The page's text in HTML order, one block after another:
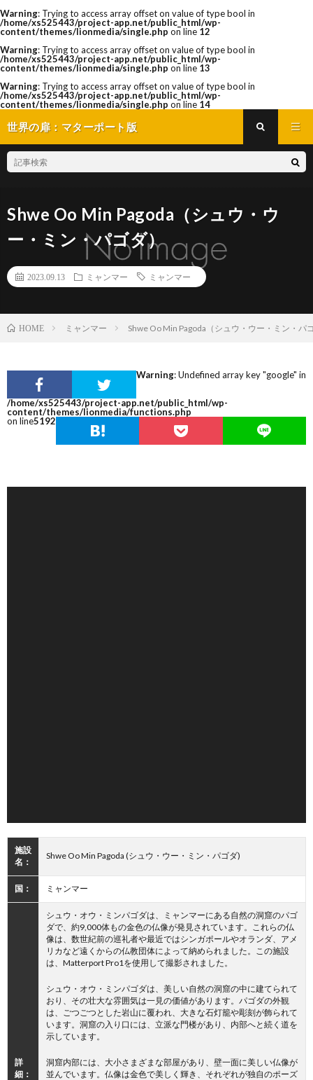
Warning: Trying to access array offset on value of type bool in
/home/xs525443/project-app.net/public_html/wp-
content/themes/lionmedia/single.php on line 12
Warning: Trying to access array offset on value of type bool in
/home/xs525443/project-app.net/public_html/wp-
content/themes/lionmedia/single.php on line 13
Warning: Trying to access array offset on value of type bool in
/home/xs525443/project-app.net/public_html/wp-
content/themes/lionmedia/single.php on line 14
世界の扉：マターポート版
Shwe Oo Min Pagoda（シュウ・ウ
ー・ミン・パゴダ）
2023.09.13 ミャンマー ミャンマー
HOME ミャンマー Shwe Oo Min Pagoda（シュウ・ウー・ミン・パ
Warning: Undefined array key "google" in
/home/xs525443/project-app.net/public_html/wp-
content/themes/lionmedia/functions.php
on line5192
施設
名：
Shwe Oo Min Pagoda (シュウ・ウー・ミン・パゴダ)
国： ミャンマー
詳
細：
シュウ・オウ・ミンパゴダは、ミャンマーにある自然の洞窟のパゴ
ダで、約9,000体もの金色の仏像が発見されています。これらの仏
像は、数世紀前の巡礼者や最近ではシンガポールやオランダ、アメ
リカなど遠くからの仏教団体によって納められました。この施設
は、Matterport Pro1を使用して撮影されました。
シュウ・オウ・ミンパゴダは、美しい自然の洞窟の中に建てられて
おり、その壮大な雰囲気は一見の価値があります。パゴダの外観
は、ごつごつとした岩山に覆われ、大きな石灯籠や彫刻が飾られて
います。洞窟の入り口には、立派な門楼があり、内部へと続く道を
示しています。
洞窟内部には、大小さまざまな部屋があり、壁一面に美しい仏像が
並んでいます。仏像は金色で美しく輝き、それぞれが独自のポーズ